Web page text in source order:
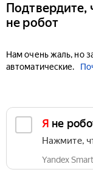
Подтвердите,
не робот
Нам очень жаль, но
автоматические.
Я не
Нажмите,
Yandex